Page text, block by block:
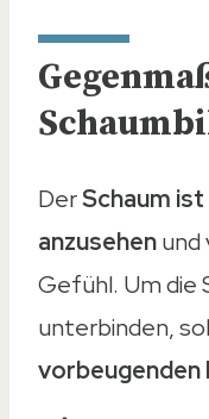
DerSchaum
anzusehenund
Gefühl. Um die
unterbinden,
vorbeugenden